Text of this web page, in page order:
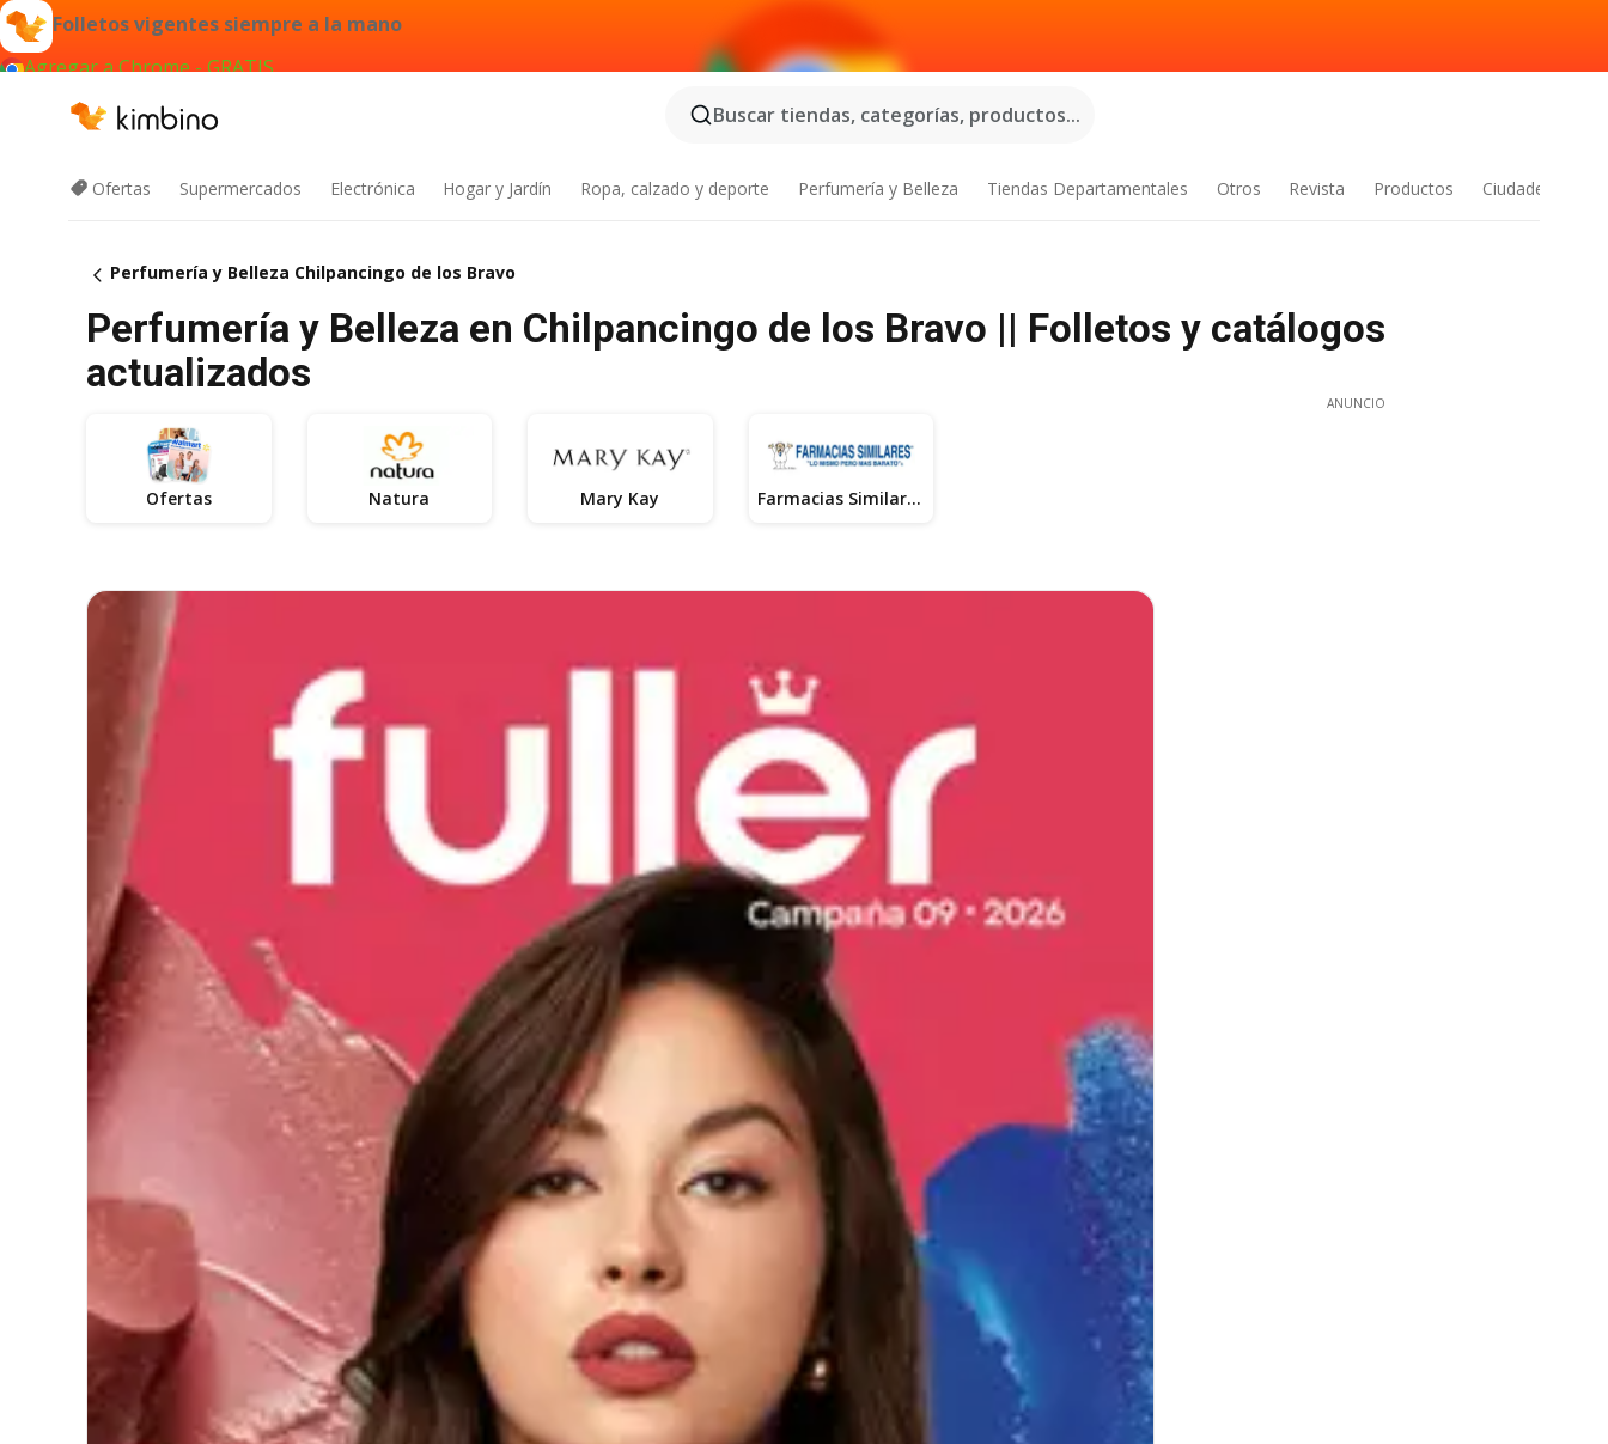
Folletos vigentes siempre a la mano
Agregar a Chrome - GRATIS
Buscar tiendas, categorías, productos...
Ofertas Supermercados Electrónica Hogar y Jardín Ropa, calzado y deporte Perfumería y Belleza Tiendas Departamentales Otros Revista Productos Ciudades
Perfumería y Belleza Chilpancingo de los Bravo
Perfumería y Belleza en Chilpancingo de los Bravo || Folletos y catálogos
actualizados
Ofertas Natura Mary Kay Farmacias Similares
ANUNCIO